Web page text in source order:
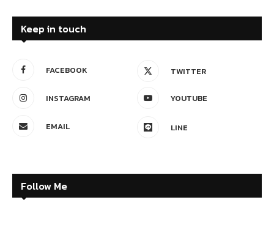
Keep in touch
FACEBOOK TWITTER
INSTAGRAM YOUTUBE
EMAIL LINE
Follow Me